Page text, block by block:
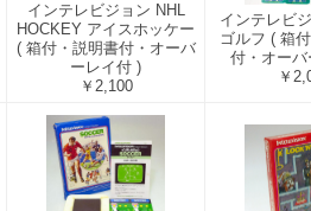
インテレビジョン NHL
HOCKEY アイスホッケー
( 箱付・説明書付・オーバ
ーレイ付 )
￥2,100
インテレビ
ゴルフ ( 箱
付・オー
￥